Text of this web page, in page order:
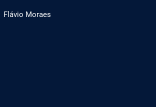
Flávio Moraes